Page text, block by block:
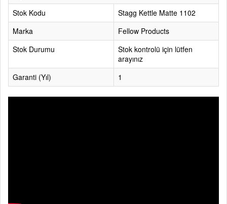
Stok Kodu
Stagg Kettle Matte 1102
Marka
Fellow Products
Stok Durumu
Stok kontrolü için lütfen
arayınız
Garanti (Yıl)
1